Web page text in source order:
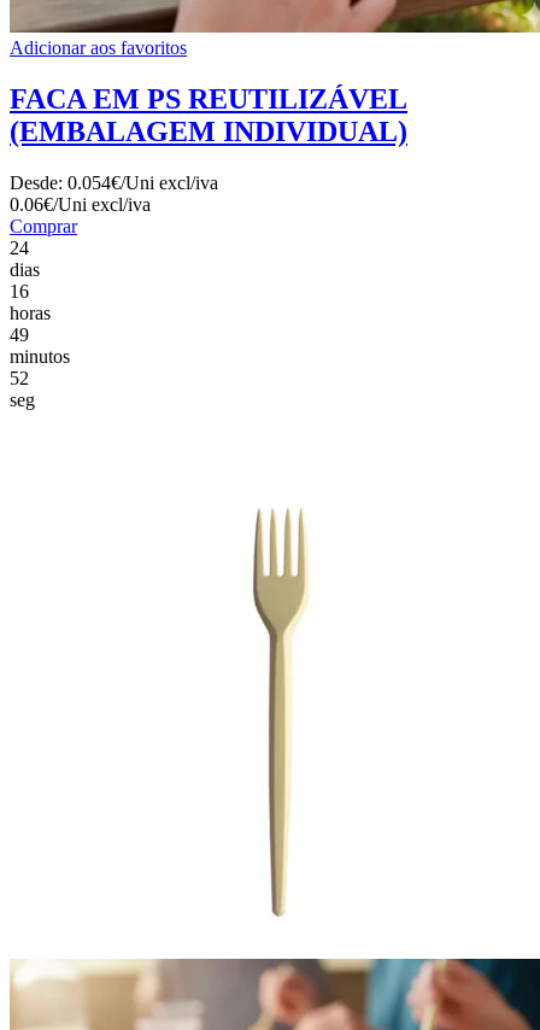
Adicionar aos favoritos
FACA EM PS REUTILIZÁVEL
(EMBALAGEM INDIVIDUAL)
Desde: 0.054€/Uni excl/iva
0.06€/Uni excl/iva
Comprar
24
dias
16
horas
49
minutos
50
seg